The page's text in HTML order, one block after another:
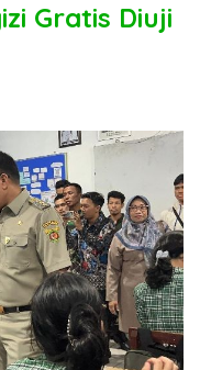
Gratis Diuji